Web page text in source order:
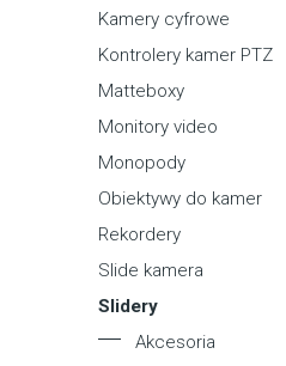
Kamery cyfrowe
Kontrolery kamer PTZ
Matteboxy
Monitory video
Monopody
Obiektywy do kamer
Rekordery
Slide kamera
Slidery
Akcesoria